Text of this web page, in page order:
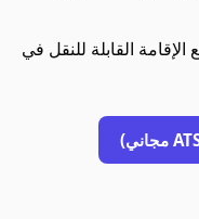
القابلة للنقل في